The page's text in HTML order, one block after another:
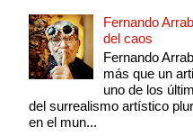
Fernando
del caos
Fernando
más que un
uno de los
del surrealismo artístico
en el mun...